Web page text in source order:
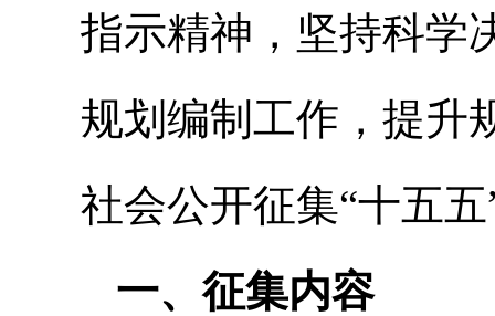
指示精神，坚持科学
规划编制工作，提升
社会公开征集“十五
一、征集内容